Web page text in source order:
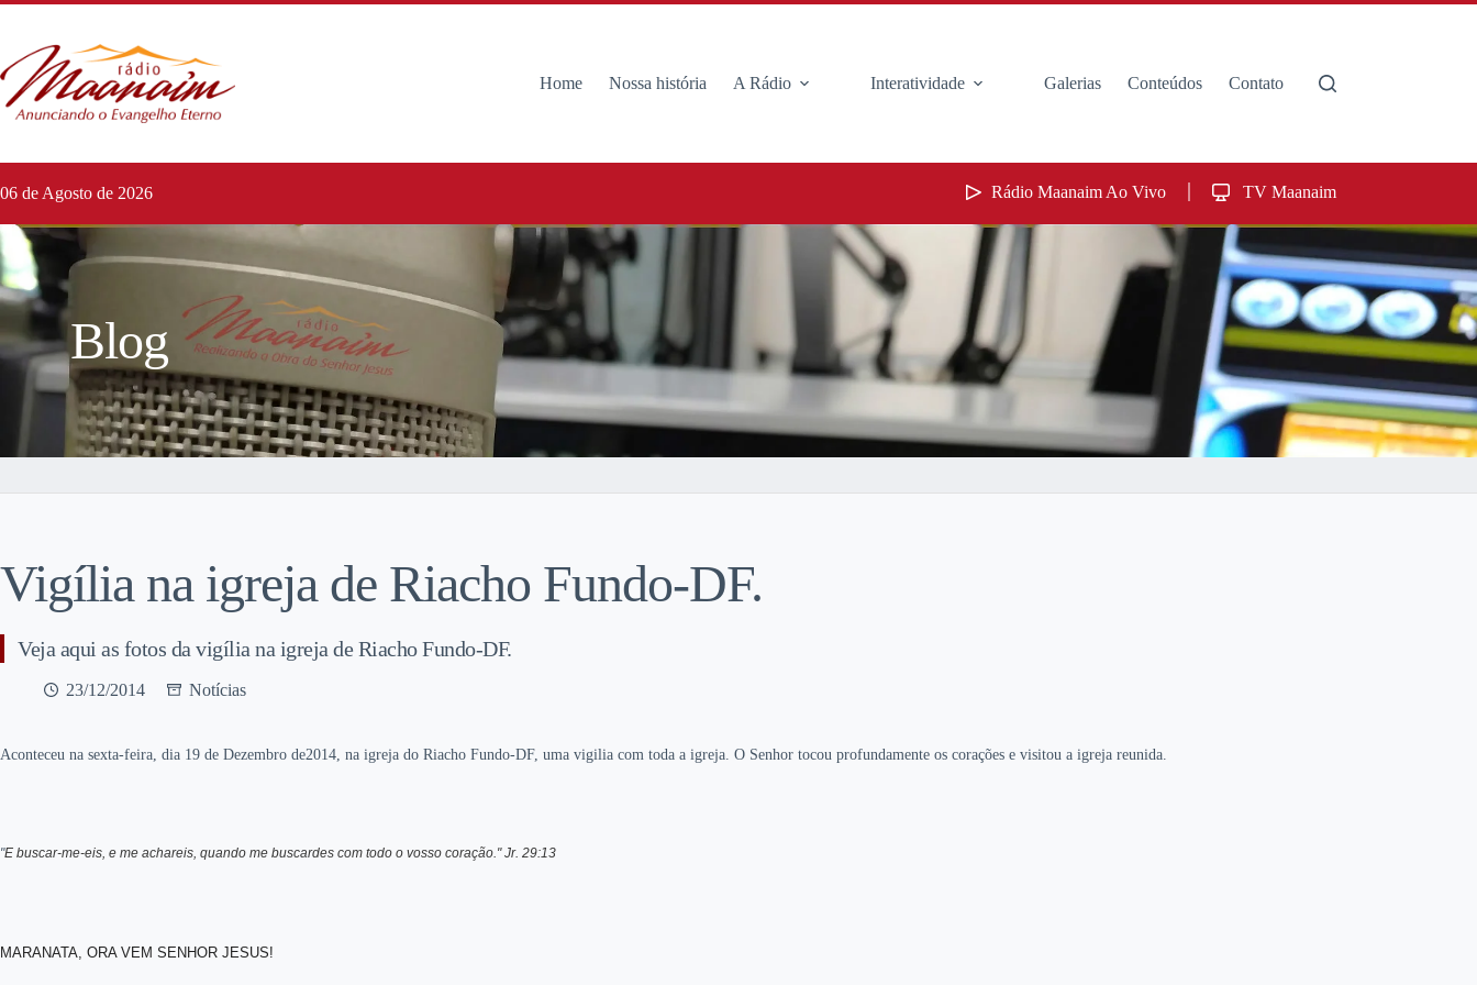
Home Nossa história A Rádio Interatividade Galerias Conteúdos Contato
06 de Agosto de 2026 Rádio Maanaim Ao Vivo TV Maanaim
Blog
Vigília na igreja de Riacho Fundo-DF.
Veja aqui as fotos da vigília na igreja de Riacho Fundo-DF.
23/12/2014 Notícias
Aconteceu na sexta-feira, dia 19 de Dezembro de2014, na igreja do Riacho Fundo-DF, uma vigilia com toda a igreja. O Senhor tocou profundamente os corações e visitou a igreja reunida.
"E buscar-me-eis, e me achareis, quando me buscardes com todo o vosso coração." Jr. 29:13
MARANATA, ORA VEM SENHOR JESUS!